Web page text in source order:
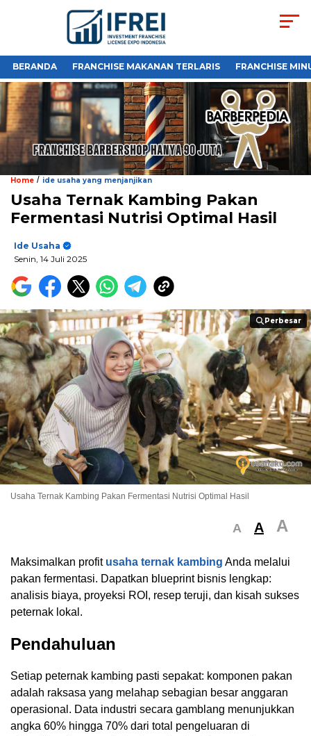
BERANDA FRANCHISE MAKANAN TERLARIS FRANCHISE
Home / ide usaha yang menjanjikan
Usaha Ternak Kambing Pakan
Fermentasi Nutrisi Optimal Hasil
Ide Usaha
Senin, 14 Juli 2025
Perbesar
Perbesar
Usaha Ternak Kambing Pakan Fermentasi Nutrisi Optimal Hasil
A A A
Maksimalkan profit usaha ternak kambing Anda melalui
pakan fermentasi. Dapatkan blueprint bisnis lengkap:
analisis biaya, proyeksi ROI, resep teruji, dan kisah sukses
peternak lokal.
Pendahuluan
Setiap peternak kambing pasti sepakat: komponen pakan
adalah raksasa yang melahap sebagian besar anggaran
operasional. Data industri secara gamblang menunjukkan
angka 60% hingga 70% dari total pengeluaran di